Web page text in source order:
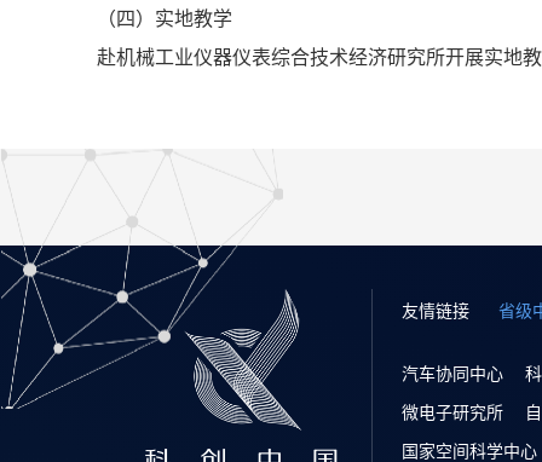
（四）实地教学
赴机械工业仪器仪表综合技术经济研究所开展实地
友情链接 省级
汽车协同中心
微电子研究所
国家空间科学中心